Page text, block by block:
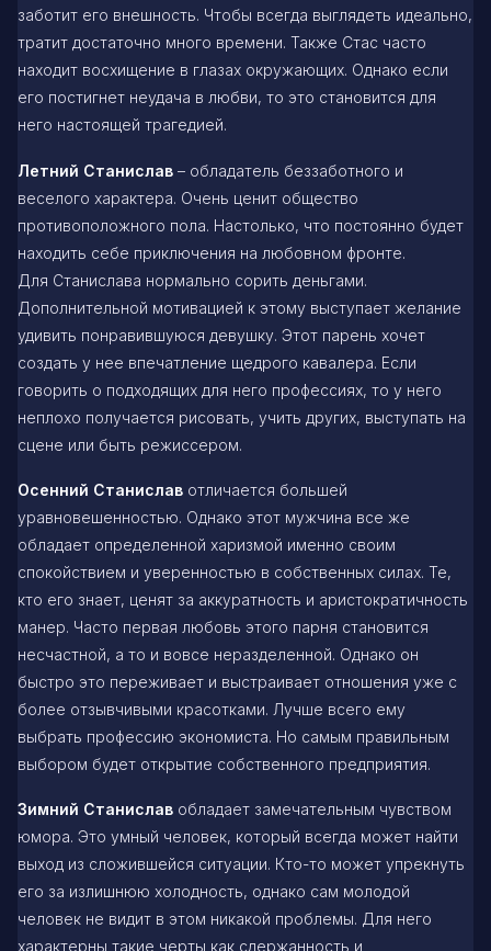
заботит его внешность. Чтобы всегда выглядеть идеально,
тратит достаточно много времени. Также Стас часто
находит восхищение в глазах окружающих. Однако если
его постигнет неудача в любви, то это становится для
него настоящей трагедией.
Летний Станислав – обладатель беззаботного и
веселого характера. Очень ценит общество
противоположного пола. Настолько, что постоянно будет
находить себе приключения на любовном фронте.
Для Станислава нормально сорить деньгами.
Дополнительной мотивацией к этому выступает желание
удивить понравившуюся девушку. Этот парень хочет
создать у нее впечатление щедрого кавалера. Если
говорить о подходящих для него профессиях, то у него
неплохо получается рисовать, учить других, выступать на
сцене или быть режиссером.
Осенний Станислав отличается большей
уравновешенностью. Однако этот мужчина все же
обладает определенной харизмой именно своим
спокойствием и уверенностью в собственных силах. Те,
кто его знает, ценят за аккуратность и аристократичность
манер. Часто первая любовь этого парня становится
несчастной, а то и вовсе неразделенной. Однако он
быстро это переживает и выстраивает отношения уже с
более отзывчивыми красотками. Лучше всего ему
выбрать профессию экономиста. Но самым правильным
выбором будет открытие собственного предприятия.
Зимний Станислав обладает замечательным чувством
юмора. Это умный человек, который всегда может найти
выход из сложившейся ситуации. Кто-то может упрекнуть
его за излишнюю холодность, однако сам молодой
человек не видит в этом никакой проблемы. Для него
характерны такие черты как сдержанность и